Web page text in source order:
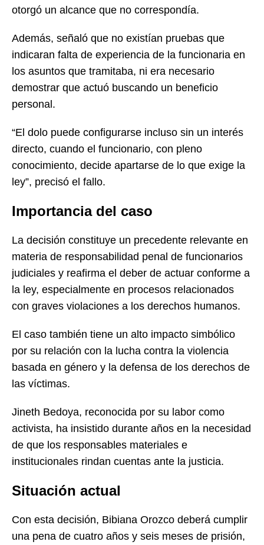
otorgó un alcance que no correspondía.
Además, señaló que no existían pruebas que
indicaran falta de experiencia de la funcionaria en
los asuntos que tramitaba, ni era necesario
demostrar que actuó buscando un beneficio
personal.
“El dolo puede configurarse incluso sin un interés
directo, cuando el funcionario, con pleno
conocimiento, decide apartarse de lo que exige la
ley”, precisó el fallo.
Importancia del caso
La decisión constituye un precedente relevante en
materia de responsabilidad penal de funcionarios
judiciales y reafirma el deber de actuar conforme a
la ley, especialmente en procesos relacionados
con graves violaciones a los derechos humanos.
El caso también tiene un alto impacto simbólico
por su relación con la lucha contra la violencia
basada en género y la defensa de los derechos de
las víctimas.
Jineth Bedoya, reconocida por su labor como
activista, ha insistido durante años en la necesidad
de que los responsables materiales e
institucionales rindan cuentas ante la justicia.
Situación actual
Con esta decisión, Bibiana Orozco deberá cumplir
una pena de cuatro años y seis meses de prisión,